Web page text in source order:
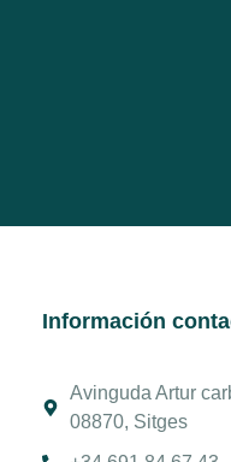
Información
Avinguda Artur
08870, Sitges